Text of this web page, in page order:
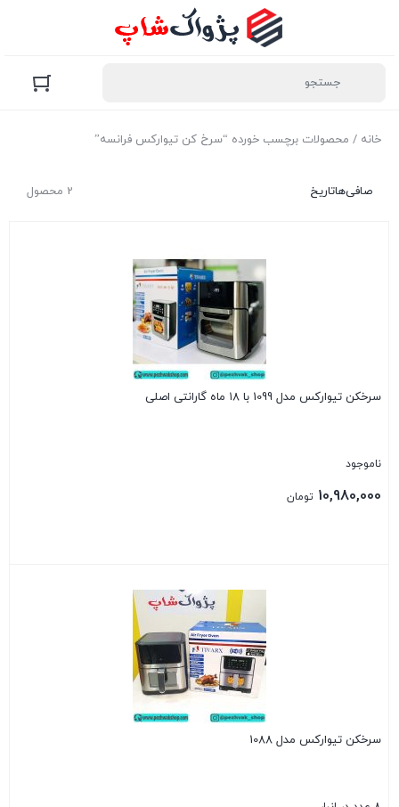
خانه / محصولات برچسب خورده “سرخ کن تیوارکس فرانسه”
2 محصول صافی‌هاتاریخ
سرخکن تیوارکس مدل 1099 با ۱۸ ماه گارانتی اصلی
ناموجود
10,980,000 تومان
سرخکن تیوارکس مدل 1088